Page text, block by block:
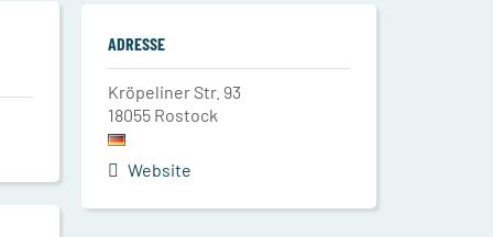
ADRESSE
Kröpeliner Str. 93
18055 Rostock
Website